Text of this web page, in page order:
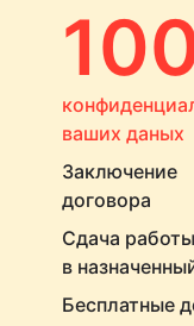
ваших даных
Заключение
договора
Сдача работы
в
Бесплатные